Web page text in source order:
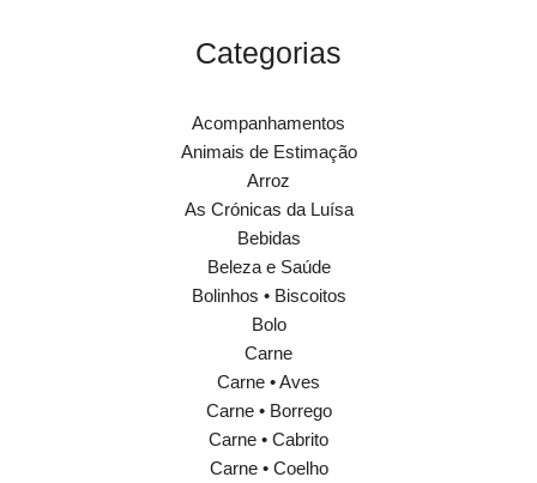
Categorias
Acompanhamentos
Animais de Estimação
Arroz
As Crónicas da Luísa
Bebidas
Beleza e Saúde
Bolinhos • Biscoitos
Bolo
Carne
Carne • Aves
Carne • Borrego
Carne • Cabrito
Carne • Coelho